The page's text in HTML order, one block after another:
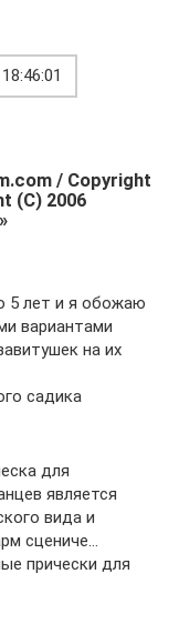
/ Copyright
(C) 2006
5 лет и я обожаю
вариантами
на их
садика
для
является
вида и
сцениче…
прически для